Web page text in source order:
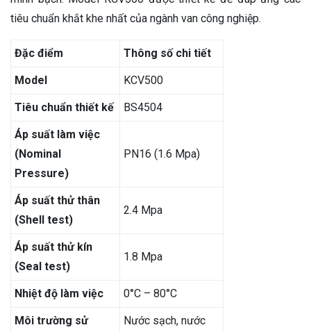
tiêu chuẩn khắt khe nhất của ngành van công nghiệp.
Đặc điểm Thông số chi tiết
Model KCV500
Tiêu chuẩn thiết kế BS4504
Áp suất làm việc
(Nominal
Pressure)
PN16 (1.6 Mpa)
Áp suất thử thân
(Shell test)
2.4 Mpa
Áp suất thử kín
(Seal test)
1.8 Mpa
Nhiệt độ làm việc 0°C – 80°C
Môi trường sử
Nước sạch, nước